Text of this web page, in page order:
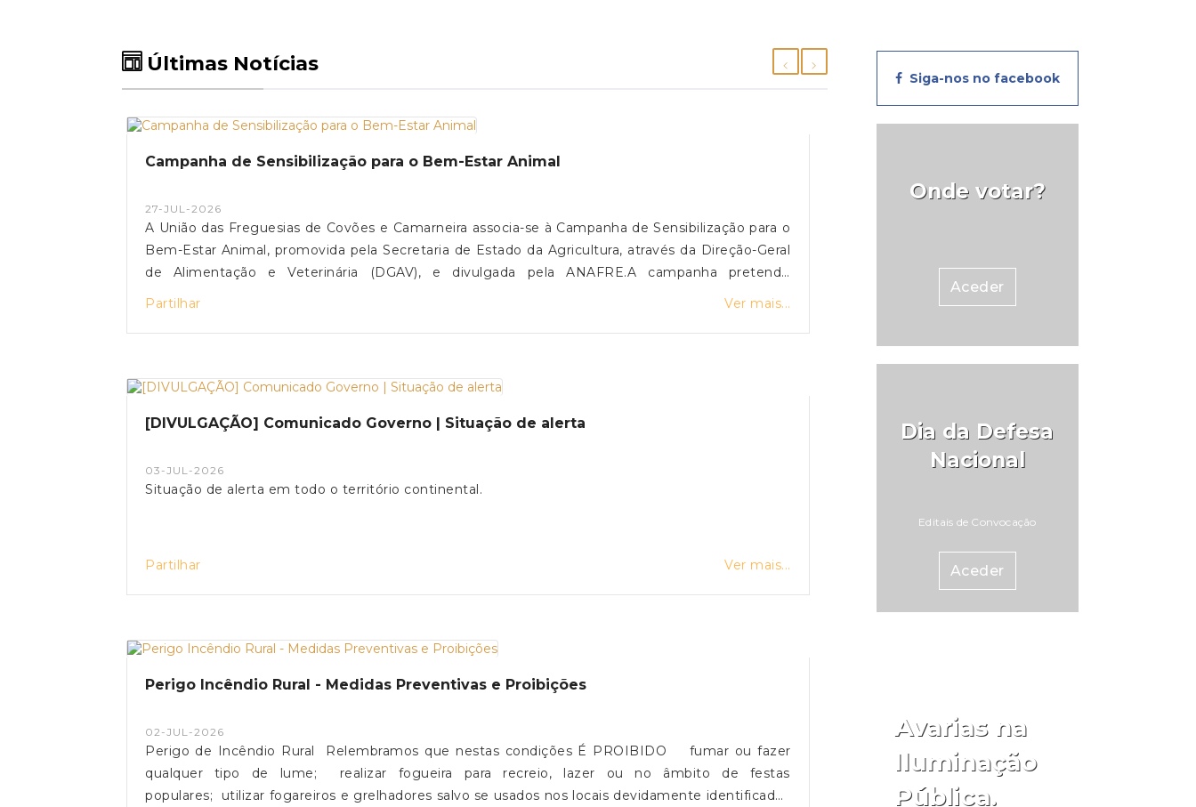
Últimas Notícias
Campanha de Sensibilização para o Bem-Estar Animal
27-JUL-2026
A União das Freguesias de Covões e Camarneira associa-se à Campanha de Sensibilização para o
Bem-Estar Animal, promovida pela Secretaria de Estado da Agricultura, através da Direção-Geral
de Alimentação e Veterinária (DGAV), e divulgada pela ANAFRE.A campanha pretende
sensibilizar os cidadãos para a importância da tutela responsável dos animais de companhia,
todos os animais de companhia, nos termos da legislação em vigor. Registar – O registo do
abandono e os maus-tratos a animais constituem crimes puníveis por lei. Cuidar de um animal é
Convidamos toda a população a conhecer esta campanha e a contribuir para a promoção do
Partilhar Ver mais...
[DIVULGAÇÃO] Comunicado Governo | Situação de alerta
03-JUL-2026
Situação de alerta em todo o território continental.
Partilhar Ver mais...
Perigo Incêndio Rural - Medidas Preventivas e Proibições
02-JUL-2026
Perigo de Incêndio Rural Relembramos que nestas condições É PROIBIDO ️ fumar ou fazer
qualquer tipo de lume;️ realizar fogueira para recreio, lazer ou no âmbito de festas
populares;️ utilizar fogareiros e grelhadores salvo se usados nos locais devidamente identificados
Siga-nos no facebook
Onde votar?
Aceder
Dia da Defesa
Nacional
Editais de Convocação
Aceder
Avarias na
Iluminação
Pública.